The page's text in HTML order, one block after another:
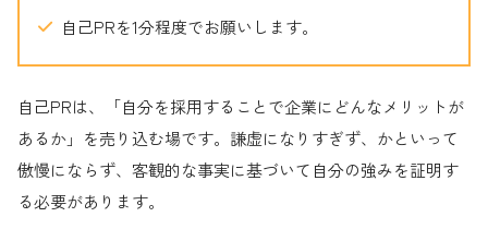
自己PRを1分程度でお願いします。
自己PRは、「自分を採用することで企業にどんなメリットが
あるか」を売り込む場です。謙虚になりすぎず、かといって
傲慢にならず、客観的な事実に基づいて自分の強みを証明す
る必要があります。